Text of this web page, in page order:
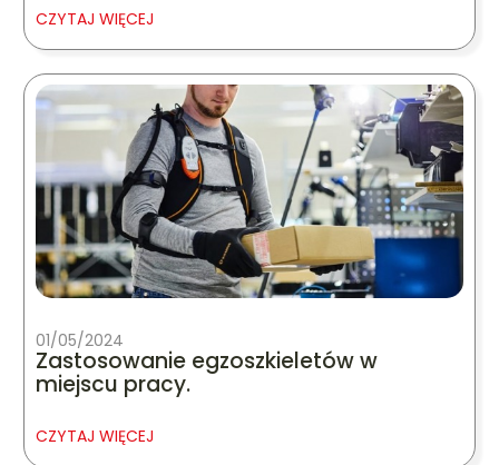
CZYTAJ WIĘCEJ
01/05/2024
Zastosowanie egzoszkieletów w
miejscu pracy.
CZYTAJ WIĘCEJ